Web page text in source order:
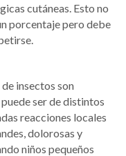
cutáneas. Esto no
porcentaje pero debe
insectos son
ser de distintos
reacciones locales
dolorosas y
niños pequeños